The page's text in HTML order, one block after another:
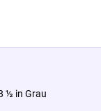
½ in Grau